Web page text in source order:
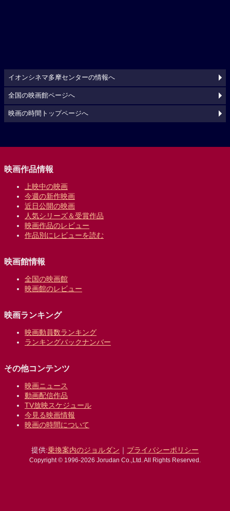
イオンシネマ多摩センターの情報へ
全国の映画館ページへ
映画の時間トップページへ
映画作品情報
上映中の映画
今週の新作映画
近日公開の映画
人気シリーズ＆受賞作品
映画作品のレビュー
作品別にレビューを読む
映画館情報
全国の映画館
映画館のレビュー
映画ランキング
映画動員数ランキング
ランキングバックナンバー
その他コンテンツ
映画ニュース
動画配信作品
TV放映スケジュール
今見る映画情報
映画の時間について
提供:乗換案内のジョルダン ｜ プライバシーポリシー
Copyright © 1996-2026 Jorudan Co.,Ltd. All Rights Reserved.